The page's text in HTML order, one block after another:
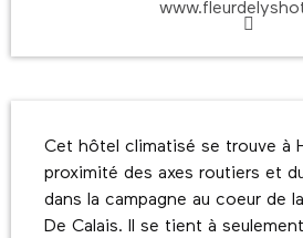
Cet hôtel climatisé se trouve à
proximité des axes routiers et
dans la campagne au coeur de
De Calais. Il se tient à